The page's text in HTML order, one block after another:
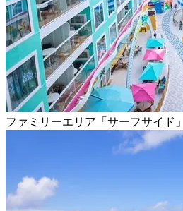
ファミリーエリア「サーフサイド」